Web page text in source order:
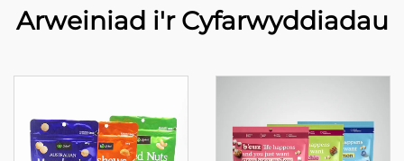
Arweiniad i'r Cyfarwyddiadau